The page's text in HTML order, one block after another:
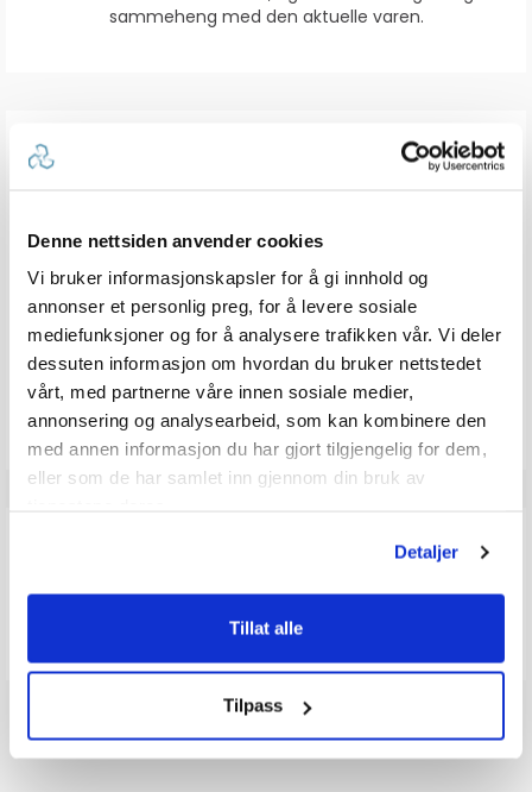
Denne nettsiden anvender cookies
Vi bruker informasjonskapsler for å gi innhold og
annonser et personlig preg, for å levere sosiale
mediefunksjoner og for å analysere trafikken vår. Vi deler
dessuten informasjon om hvordan du bruker nettstedet
vårt, med partnerne våre innen sosiale medier,
annonsering og analysearbeid, som kan kombinere den
med annen informasjon du har gjort tilgjengelig for dem,
eller som de har samlet inn gjennom din bruk av
Detaljer
Tillat alle
Tilpass
sammeheng med den aktuelle varen.
Karakter: 4 av 5 mulige
0stemmer
Karakter: 3 av 5 mulige
Karakter: 2 av 5 mulige
0stemmer
Karakter: 1 av 5 mulige
0 stemmer
5
mulige
Basert på 1 stemmer og
0 omtaler
Vær oppmerksom på at noen kunder gir en rating uten å skrive en
review, og at antallet ratings derfor vil være forskjellig fra antall
reviews.